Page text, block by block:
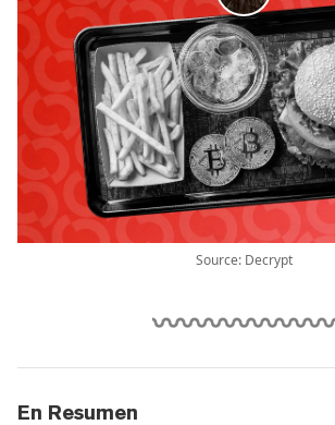
Source: Decrypt
En Resumen